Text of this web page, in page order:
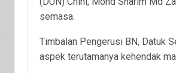
semasa.
Timbalan Pengerusi BN, Datuk
aspek terutamanya kehendak